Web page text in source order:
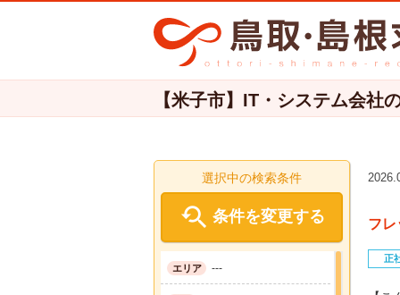
【米子市】IT・システム会社
フ
正
選択中の検索条件
 条件を変更する
エリア ---